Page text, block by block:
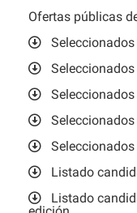
Ofertas públicas
Seleccionados
Seleccionados
Listado
Listado